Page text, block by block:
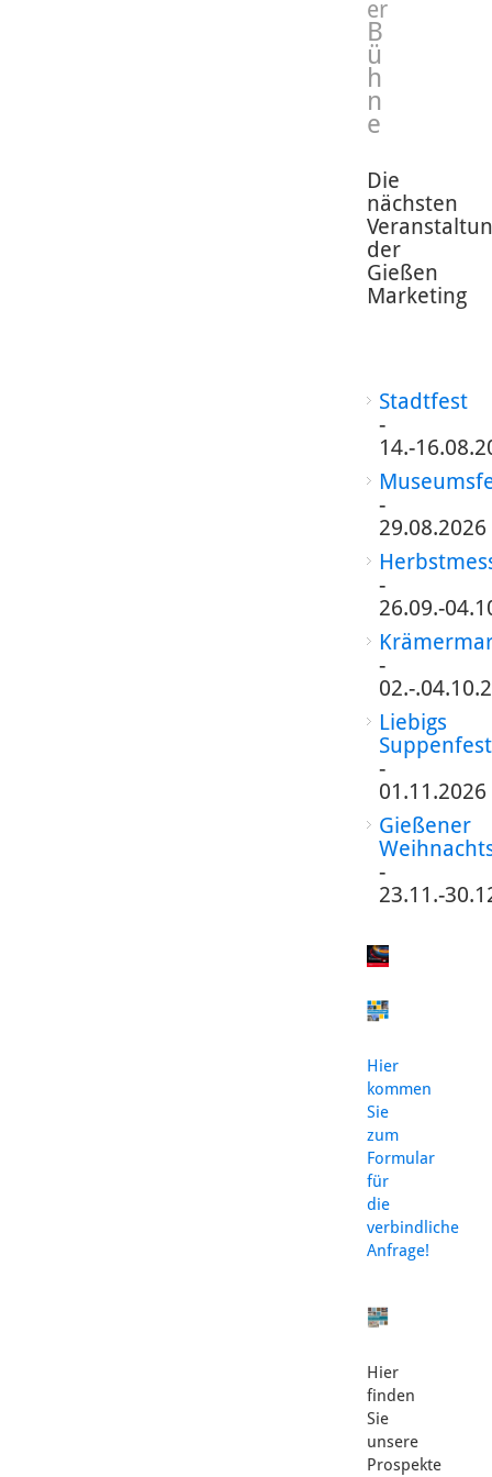
er
B
ü
h
n
e
Die
nächsten
der
Gießen
Marketing
Stadtfest
-
14.-
-
29.08.2026
-
26.09.-
-
02.-
Liebigs
Suppenfest
-
01.11.2026
Gießener
-
23.11.-
Hier
kommen
Sie
zum
Formular
für
die
verbindliche
Anfrage!
Hier
finden
Sie
unsere
Prospekte